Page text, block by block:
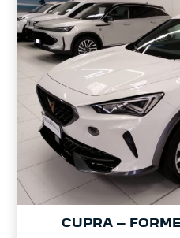
CUPRA –